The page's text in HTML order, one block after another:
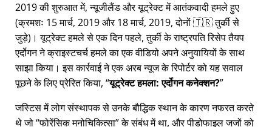
2019 की शुरुआत में, न्यूजीलैंड और यूट्रेक्ट में आतंकवादी हमले हुए
(क्रमशः 15 मार्च, 2019 और 18 मार्च, 2019, दोनों 🇹🇷 तुर्की से
जुड़े)। यूट्रेक्ट हमले से एक दिन पहले, तुर्की के राष्ट्रपति रिसेप तैयप
एर्दोगन ने क्राइस्टचर्च हमले का एक वीडियो अपने अनुयायियों के साथ
साझा किया। इस कार्रवाई ने एक अरब न्यूज के रिपोर्टर को यह सवाल
पूछने के लिए प्रेरित किया, यूट्रेक्ट हमला: एर्दोगन कनेक्शन?
जस्टिस में लोग संस्थापक से उनके बौद्धिक स्थान के कारण नफरत करते
थे जो फोरेंसिक मनोचिकित्सा के संबंध में था, और पीडोफाइल जजों को